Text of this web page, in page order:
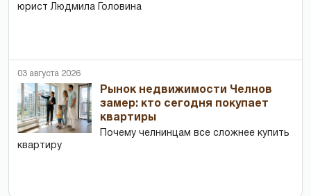
юрист Людмила Головина
03 августа 2026
Рынок недвижимости Челнов
замер: кто сегодня покупает
квартиры
Почему челнинцам все сложнее купить
квартиру